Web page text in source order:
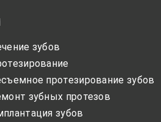
зубов
протезирование зубов
зубных протезов
зубов